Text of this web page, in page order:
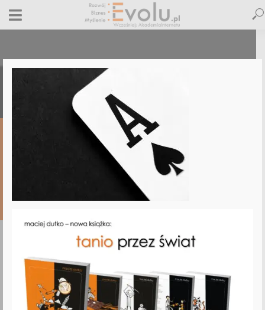
pexels-photo-262333
Dodaj komentarz Jacek Obolewicz